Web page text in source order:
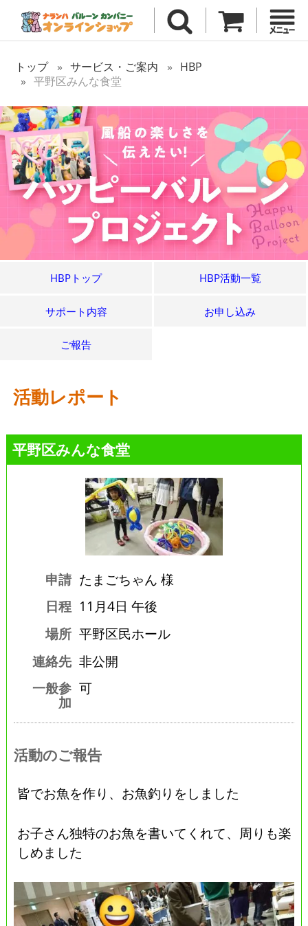
トップ サービス・ご案内
HBP
平野区みんな食堂
HBPトップ HBP活動一覧
サポート内容 お申し込み
ご報告
活動レポート
平野区みんな食堂
申請 たまごちゃん 様
日程 11月4日 午後
場所 平野区民ホール
連絡先 非公開
一般参
加
可
活動のご報告
皆でお魚を作り、お魚釣りをしました
お子さん独特のお魚を書いてくれて、周りも楽
しめました